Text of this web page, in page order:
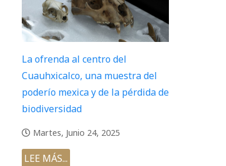
La ofrenda al centro del
Cuauhxicalco, una muestra del
poderío mexica y de la pérdida de
biodiversidad
Martes, Junio 24, 2025
LEE MÁS...